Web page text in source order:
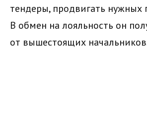
тендеры, продвигать нужных
В обмен на лояльность он
от вышестоящих